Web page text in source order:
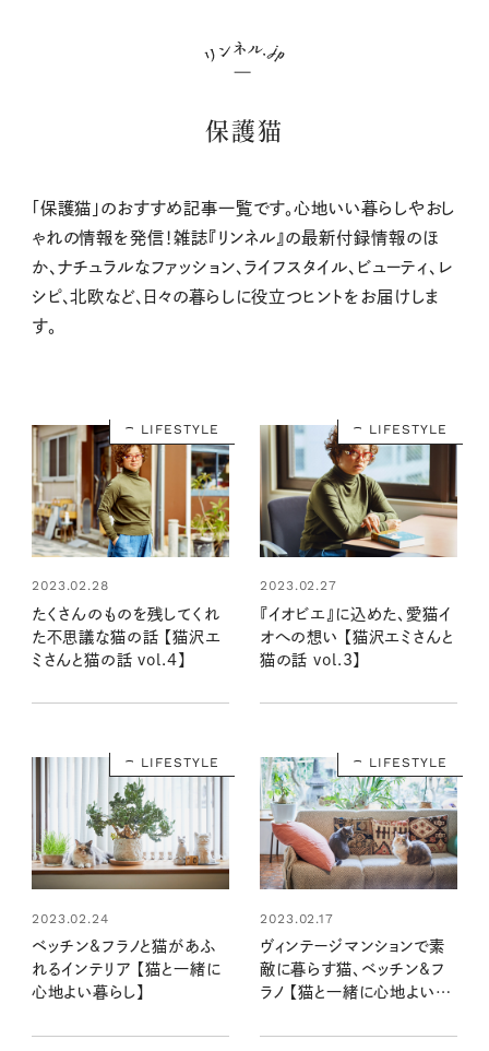
保護猫
「保護猫」のおすすめ記事一覧です。心地いい暮らしやおし
ゃれの情報を発信！雑誌『リンネル』の最新付録情報のほ
か、ナチュラルなファッション、ライフスタイル、ビューティ、レ
シピ、北欧など、日々の暮らしに役立つヒントをお届けしま
す。
LIFESTYLE
2023.02.28
たくさんのものを残してくれ
た不思議な猫の話 【猫沢エ
ミさんと猫の話 vol.4】
LIFESTYLE
2023.02.27
『イオビエ』に込めた、愛猫イ
オへの想い 【猫沢エミさんと
猫の話 vol.3】
LIFESTYLE
2023.02.24
ベッチン&フラノと猫があふ
れるインテリア 【猫と一緒に
心地よい暮らし】
LIFESTYLE
2023.02.17
ヴィンテージマンションで素
敵に暮らす猫、ベッチン&フ
ラノ 【猫と一緒に心地よい暮